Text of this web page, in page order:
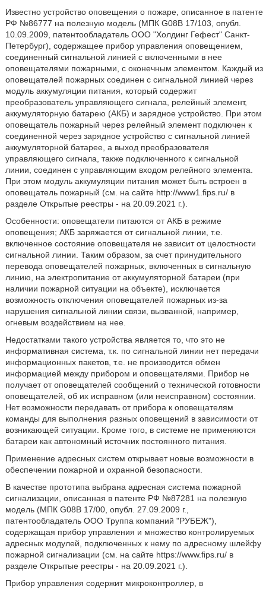
Известно устройство оповещения о пожаре, описанное в патенте
РФ №86777 на полезную модель (МПК G08B 17/103, опубл.
10.09.2009, патентообладатель ООО "Холдинг Гефест" Санкт-
Петербург), содержащее прибор управления оповещением,
соединенный сигнальной линией с включенными в нее
оповещателями пожарными, с оконечным элементом. Каждый из
оповещателей пожарных соединен с сигнальной линией через
модуль аккумуляции питания, который содержит
преобразователь управляющего сигнала, релейный элемент,
аккумуляторную батарею (АКБ) и зарядное устройство. При этом
оповещатель пожарный через релейный элемент подключен к
соединенной через зарядное устройство с сигнальной линией
аккумуляторной батарее, а выход преобразователя
управляющего сигнала, также подключенного к сигнальной
линии, соединен с управляющим входом релейного элемента.
При этом модуль аккумуляции питания может быть встроен в
оповещатель пожарный (см. на сайте http://www1.fips.ru/ в
разделе Открытые реестры - на 20.09.2021 г.).
Особенности: оповещатели питаются от АКБ в режиме
оповещения; АКБ заряжается от сигнальной линии, т.е.
включенное состояние оповещателя не зависит от целостности
сигнальной линии. Таким образом, за счет принудительного
перевода оповещателей пожарных, включенных в сигнальную
линию, на электропитание от аккумуляторной батареи (при
наличии пожарной ситуации на объекте), исключается
возможность отключения оповещателей пожарных из-за
нарушения сигнальной линии связи, вызванной, например,
огневым воздействием на нее.
Недостатками такого устройства является то, что это не
информативная система, т.к. по сигнальной линии нет передачи
информационных пакетов, т.е. не производится обмен
информацией между прибором и оповещателями. Прибор не
получает от оповещателей сообщений о технической готовности
оповещателей, об их исправном (или неисправном) состоянии.
Нет возможности передавать от прибора к оповещателям
команды для выполнения разных оповещений в зависимости от
возникающей ситуации. Кроме того, в системе не применяются
батареи как автономный источник постоянного питания.
Применение адресных систем открывает новые возможности в
обеспечении пожарной и охранной безопасности.
В качестве прототипа выбрана адресная система пожарной
сигнализации, описанная в патенте РФ №87281 на полезную
модель (МПК G08B 17/00, опубл. 27.09.2009 г.,
патентообладатель ООО Труппа компаний "РУБЕЖ"),
содержащая прибор управления и множество контролируемых
адресных модулей, подключенных к нему по адресному шлейфу
пожарной сигнализации (см. на сайте https://www.fips.ru/ в
разделе Открытые реестры - на 20.09.2021 г.).
Прибор управления содержит микроконтроллер, в